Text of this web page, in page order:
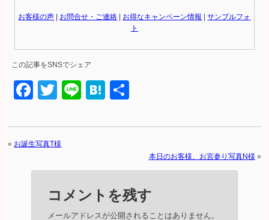
お客様の声 | お問合せ・ご連絡 | お得なキャンペーン情報 |サンプルフォ
ト
この記事をSNSでシェア
Facebook
Twitter
LineHatena
« お誕生写真T様
本日のお客様、お宮参り写真N様»
コメントを残す
メールアドレスが公開されることはありません。